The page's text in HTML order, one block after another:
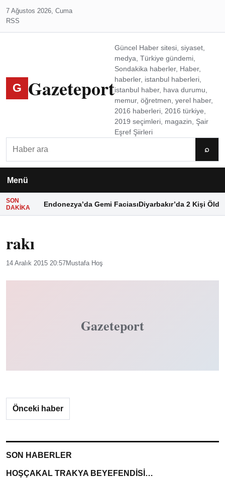
7 Ağustos 2026, Cuma
RSS
G Gazeteport
Güncel Haber sitesi, siyaset,
medya, Türkiye gündemi,
Sondakika haberler, Haber,
haberler, istanbul haberleri,
istanbul haber, hava durumu,
memur, öğretmen, yerel haber,
2016 haberleri, 2016 türkiye,
2019 seçimleri, magazin, Şair
Eşref Şiirleri
⌕
Menü
SON
DAKIKA
Endonezya’da Gemi FaciasıDiyarbakır’da 2 Kişi Öldü
rakı
14 Aralık 2015 20:57Mustafa Hoş
Gazeteport
Önceki haber
SON HABERLER
HOŞÇAKAL TRAKYA BEYEFENDİSİ…